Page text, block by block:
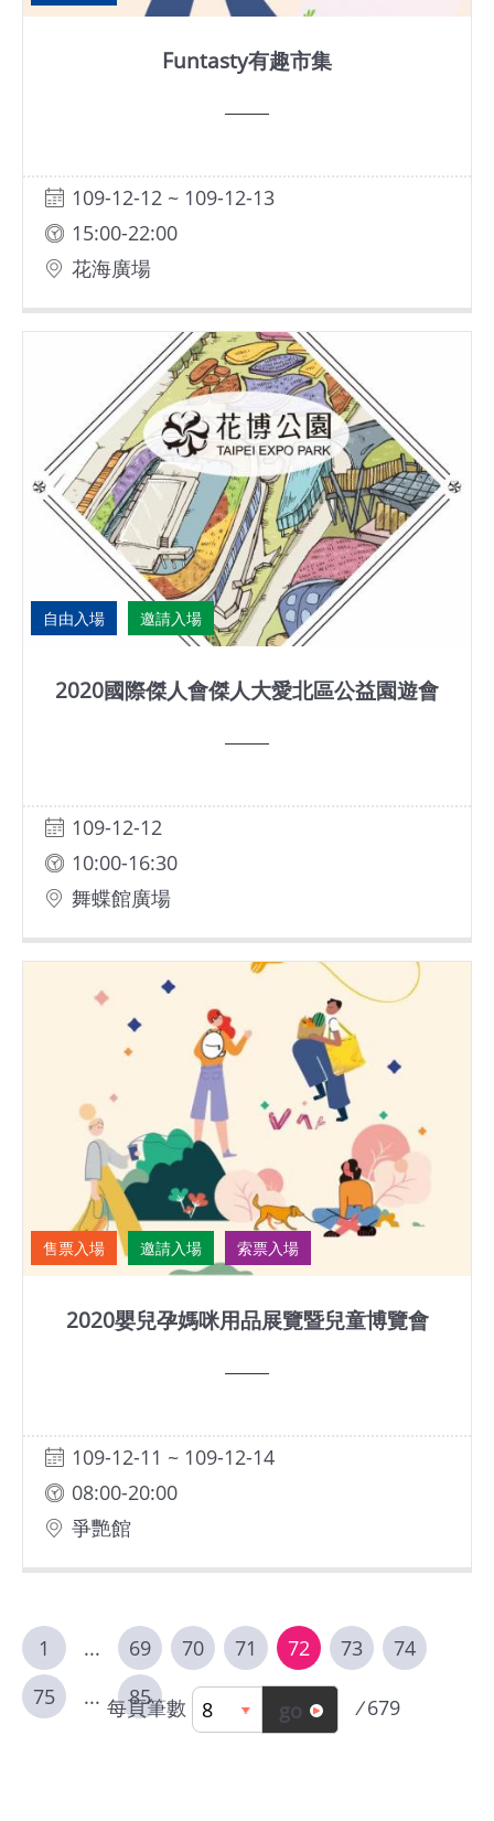
Funtasty有趣市集
109-12-12 ~ 109-12-13
15:00-22:00
花海廣場
自由入場 邀請入場
2020國際傑人會傑人大愛北區公益園遊會
109-12-12
10:00-16:30
舞蝶館廣場
售票入場 邀請入場 索票入場
2020嬰兒孕媽咪用品展覽暨兒童博覽會
109-12-11 ~ 109-12-14
08:00-20:00
爭艷館
1 ... 69 70 71 72 73
74
75
... 85
每頁筆數 go / 679